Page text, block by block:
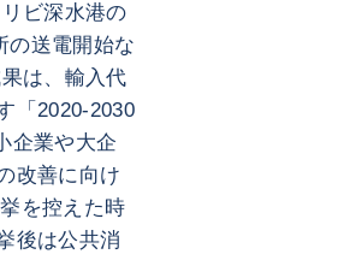
ビ深水港の
の送電開始な
は、輸入代
「2020-2030
企業や大企
改善に向け
を控えた時
後は公共消